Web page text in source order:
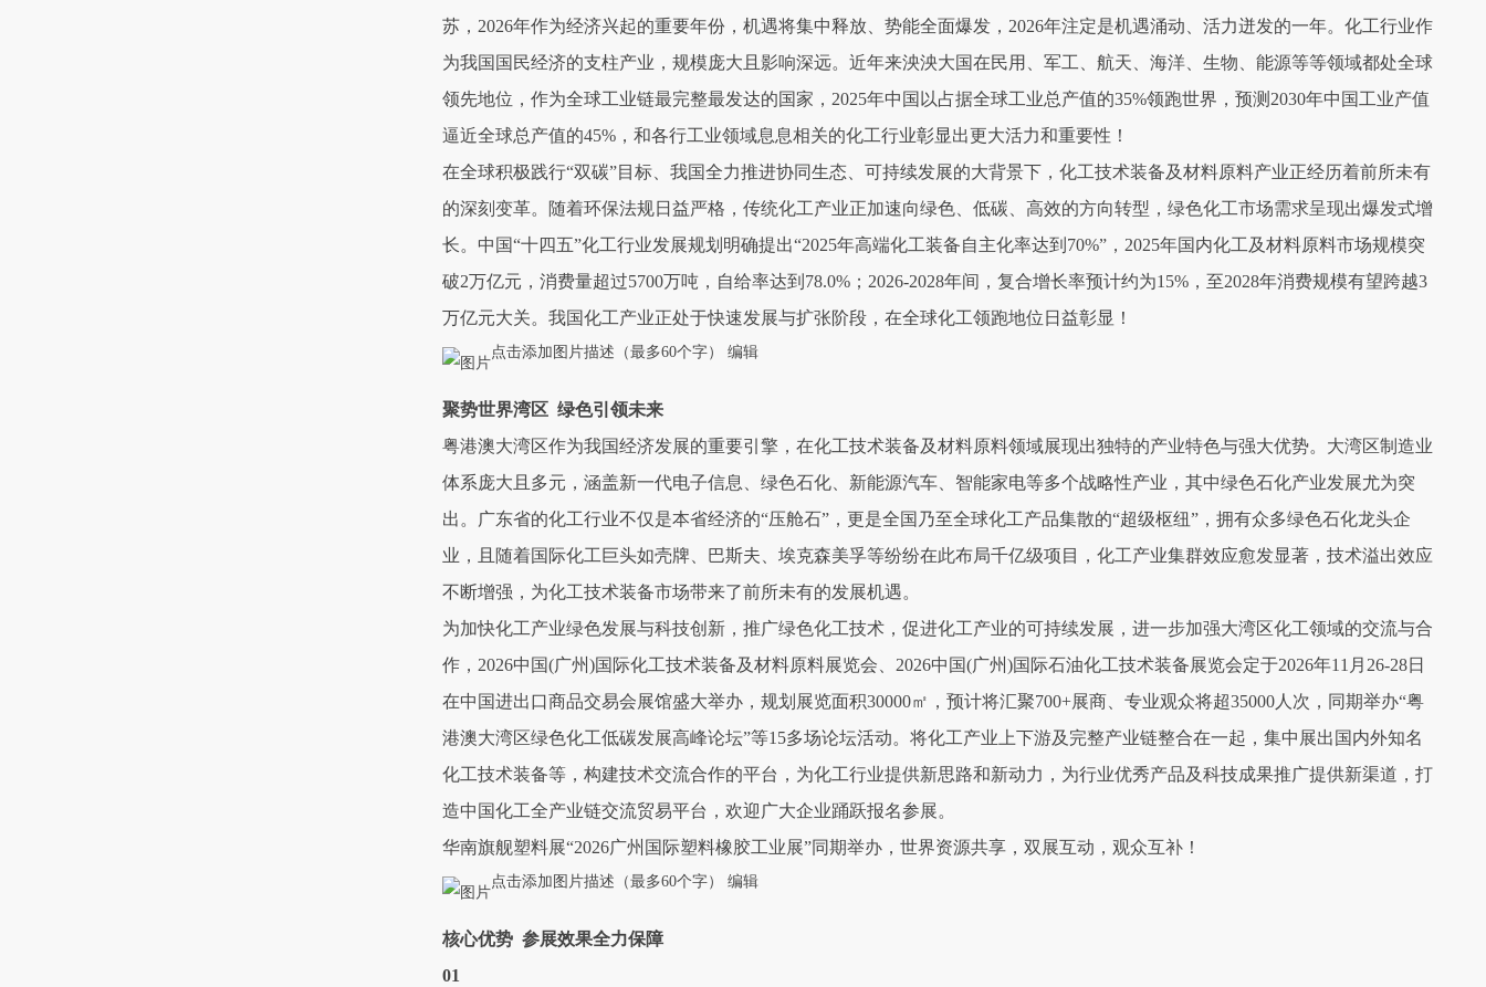
苏，2026年作为经济兴起的重要年份，机遇将集中释放、势能全面爆发，2026年注定是机遇涌动、活力迸发的一年。化工行业作
为我国国民经济的支柱产业，规模庞大且影响深远。近年来泱泱大国在民用、军工、航天、海洋、生物、能源等等领域都处全球
领先地位，作为全球工业链最完整最发达的国家，2025年中国以占据全球工业总产值的35%领跑世界，预测2030年中国工业产值
逼近全球总产值的45%，和各行工业领域息息相关的化工行业彰显出更大活力和重要性！
在全球积极践行“双碳”目标、我国全力推进协同生态、可持续发展的大背景下，化工技术装备及材料原料产业正经历着前所未有
的深刻变革。随着环保法规日益严格，传统化工产业正加速向绿色、低碳、高效的方向转型，绿色化工市场需求呈现出爆发式增
长。中国“十四五”化工行业发展规划明确提出“2025年高端化工装备自主化率达到70%”，2025年国内化工及材料原料市场规模突
破2万亿元，消费量超过5700万吨，自给率达到78.0%；2026-2028年间，复合增长率预计约为15%，至2028年消费规模有望跨越3
万亿元大关。我国化工产业正处于快速发展与扩张阶段，在全球化工领跑地位日益彰显！
点击添加图片描述（最多60个字） 编辑
聚势世界湾区 绿色引领未来
粤港澳大湾区作为我国经济发展的重要引擎，在化工技术装备及材料原料领域展现出独特的产业特色与强大优势。大湾区制造业
体系庞大且多元，涵盖新一代电子信息、绿色石化、新能源汽车、智能家电等多个战略性产业，其中绿色石化产业发展尤为突
出。广东省的化工行业不仅是本省经济的“压舱石”，更是全国乃至全球化工产品集散的“超级枢纽”，拥有众多绿色石化龙头企
业，且随着国际化工巨头如壳牌、巴斯夫、埃克森美孚等纷纷在此布局千亿级项目，化工产业集群效应愈发显著，技术溢出效应
不断增强，为化工技术装备市场带来了前所未有的发展机遇。
为加快化工产业绿色发展与科技创新，推广绿色化工技术，促进化工产业的可持续发展，进一步加强大湾区化工领域的交流与合
作，2026中国(广州)国际化工技术装备及材料原料展览会、2026中国(广州)国际石油化工技术装备展览会定于2026年11月26-28日
在中国进出口商品交易会展馆盛大举办，规划展览面积30000㎡，预计将汇聚700+展商、专业观众将超35000人次，同期举办“粤
港澳大湾区绿色化工低碳发展高峰论坛”等15多场论坛活动。将化工产业上下游及完整产业链整合在一起，集中展出国内外知名
化工技术装备等，构建技术交流合作的平台，为化工行业提供新思路和新动力，为行业优秀产品及科技成果推广提供新渠道，打
造中国化工全产业链交流贸易平台，欢迎广大企业踊跃报名参展。
华南旗舰塑料展“2026广州国际塑料橡胶工业展”同期举办，世界资源共享，双展互动，观众互补！
点击添加图片描述（最多60个字） 编辑
核心优势 参展效果全力保障
01